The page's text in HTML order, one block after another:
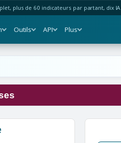
plus de 60 indicateurs par partant, dix
Outils API Plus